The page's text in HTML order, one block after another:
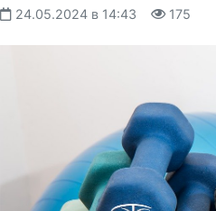
24.05.2024 в 14:43 175